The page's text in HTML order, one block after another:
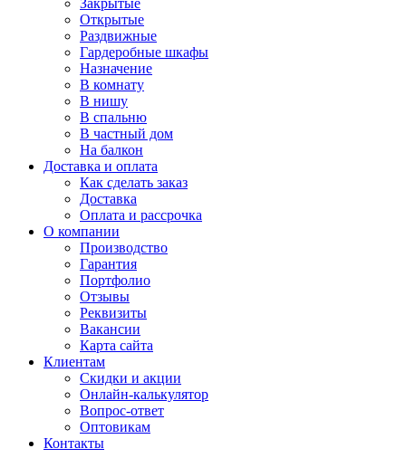
Закрытые
Открытые
Раздвижные
Гардеробные шкафы
Назначение
В комнату
В нишу
В спальню
В частный дом
На балкон
Доставка и оплата
Как сделать заказ
Доставка
Оплата и рассрочка
О компании
Производство
Гарантия
Портфолио
Отзывы
Реквизиты
Вакансии
Карта сайта
Клиентам
Скидки и акции
Онлайн-калькулятор
Вопрос-ответ
Оптовикам
Контакты